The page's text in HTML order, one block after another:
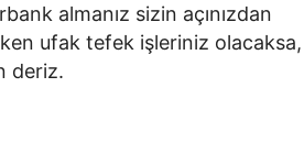
almanız sizin açınızdan
ufak tefek işleriniz olacaksa,
deriz.